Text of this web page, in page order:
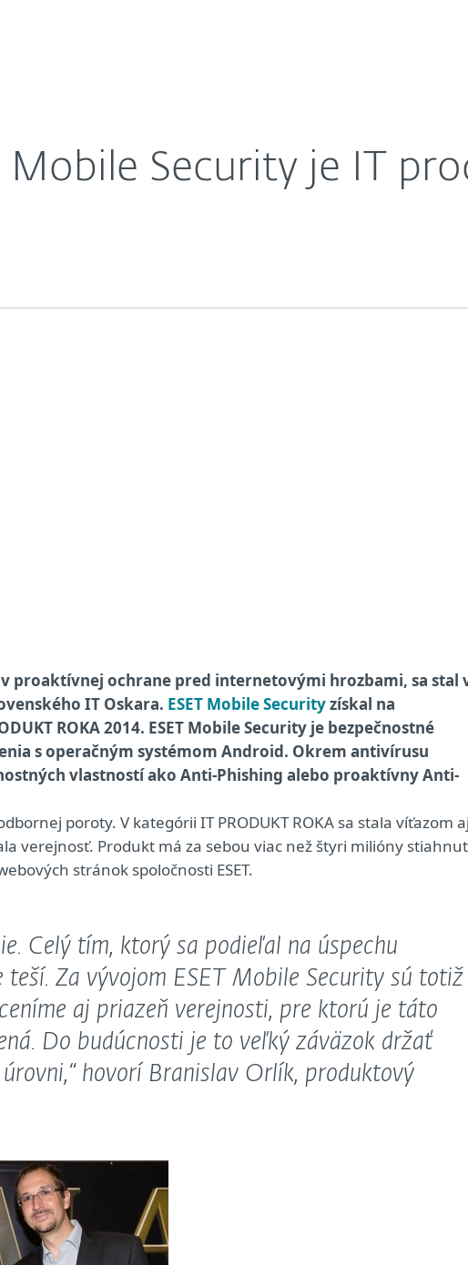
Mobile Security je IT
v proaktívnej ochrane pred internetovými hrozbami, sa stal
IT Oskara. ESET Mobile Securityzískal na
ROKA 2014. ESET Mobile Security je bezpečnostné
s operačným systémom Android. Okrem antivírusu
vlastností ako Anti-Phishing alebo proaktívny Anti-
poroty. V kategórii IT PRODUKT ROKA sa stala víťazom
verejnosť. Produkt má za sebou viac než štyri milióny
stránok spoločnosti ESET.
Celý tím, ktorý sa podieľal na úspechu
teší. Za vývojom ESET Mobile Security sú totiž
aj priazeň verejnosti, pre ktorú je táto
Do budúcnosti je to veľký záväzok držať
hovorí Branislav Orlík, produktový